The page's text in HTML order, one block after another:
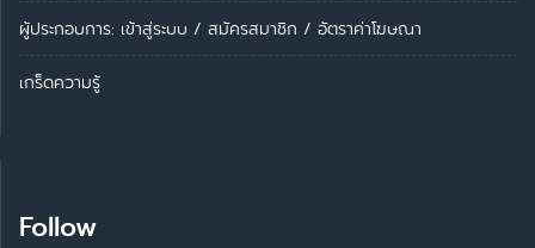
ผู้ประกอบการ: เข้าสู่ระบบ / สมัครสมาชิก / อัตราค่าโฆษณา
เกร็ดความรู้
Follow